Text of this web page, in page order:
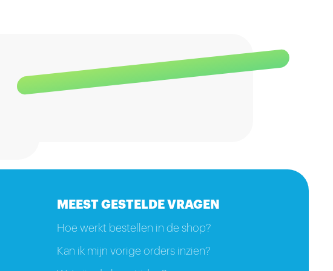
MEEST GESTELDE VRAGEN
Hoe werkt bestellen in de shop?
Kan ik mijn vorige orders inzien?